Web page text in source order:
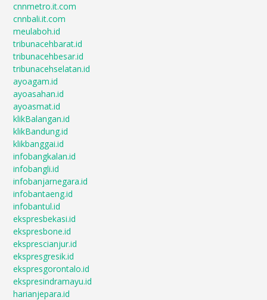
cnnmetro.it.com
cnnbali.it.com
meulaboh.id
tribunacehbarat.id
tribunacehbesar.id
tribunacehselatan.id
ayoagam.id
ayoasahan.id
ayoasmat.id
klikBalangan.id
klikBandung.id
klikbanggai.id
infobangkalan.id
infobangli.id
infobanjarnegara.id
infobantaeng.id
infobantul.id
ekspresbekasi.id
ekspresbone.id
eksprescianjur.id
ekspresgresik.id
ekspresgorontalo.id
ekspresindramayu.id
harianjepara.id